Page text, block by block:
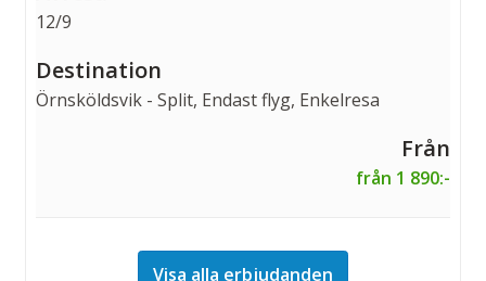
12/9
Örnsköldsvik - Split, Endast flyg, Enkelresa
från 1 890:-
Visa alla erbjudanden